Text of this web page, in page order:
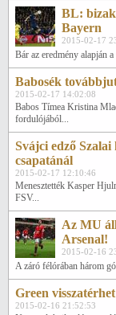
BL:
Bayern
2015-02-17
Bár az eredmény alapján
Babosék
2015-02-17 14:02:08
Babos Tímea Kristina
fordulójából...
Svájci edző
csapatánál
2015-02-17 12:10:46
Menesztették Kasper
FSV...
Az MU
Arsenal!
2015-02-16
A záró félórában három
Green
2015-02-16 21:52:53